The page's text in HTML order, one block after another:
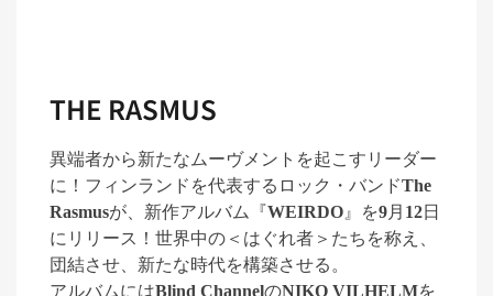
THE RASMUS
異端者から新たなムーヴメントを起こすリーダー
に！フィンランドを代表するロック・バンドThe
Rasmusが、新作アルバム『WEIRDO 』を9月 12日
にリリース！世界中の＜はぐれ者＞たちを称え、
団結させ、新たな時代を構築させる。
アルバムにはBlind ChannelのNIKO VILHELMを